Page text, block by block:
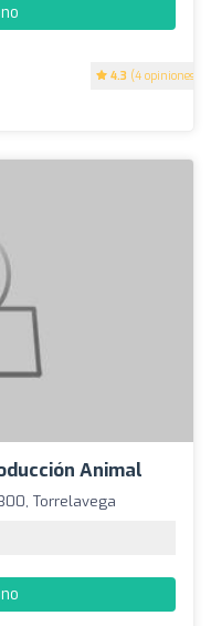
4.3 (4 opiniones)
Animal
Torrelavega